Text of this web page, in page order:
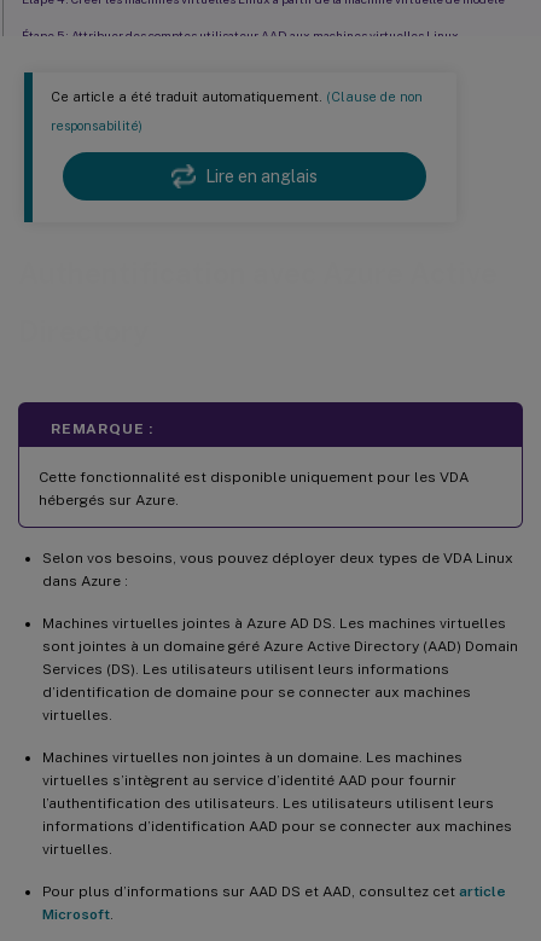
Ce article a été traduit automatiquement. (Clause de non
responsabilité)
Lire en anglais
REMARQUE :
Cette fonctionnalité est disponible uniquement pour les VDA
hébergés sur Azure.
Selon vos besoins, vous pouvez déployer deux types de VDA Linux
dans Azure :
Machines virtuelles jointes à Azure AD DS. Les machines virtuelles
sont jointes à un domaine géré Azure Active Directory (AAD) Domain
Services (DS). Les utilisateurs utilisent leurs informations
d’identification de domaine pour se connecter aux machines
virtuelles.
Machines virtuelles non jointes à un domaine. Les machines
virtuelles s’intègrent au service d’identité AAD pour fournir
l’authentification des utilisateurs. Les utilisateurs utilisent leurs
informations d’identification AAD pour se connecter aux machines
virtuelles.
Pour plus d’informations sur AAD DS et AAD, consultez cet article
Microsoft
Étape 5 : Attribuer des comptes utilisateur AAD aux machines virtuelles Linux
Se connecter aux VDA non joints à un domaine
Passer au mode de connexion par compte/mot de passe AAD